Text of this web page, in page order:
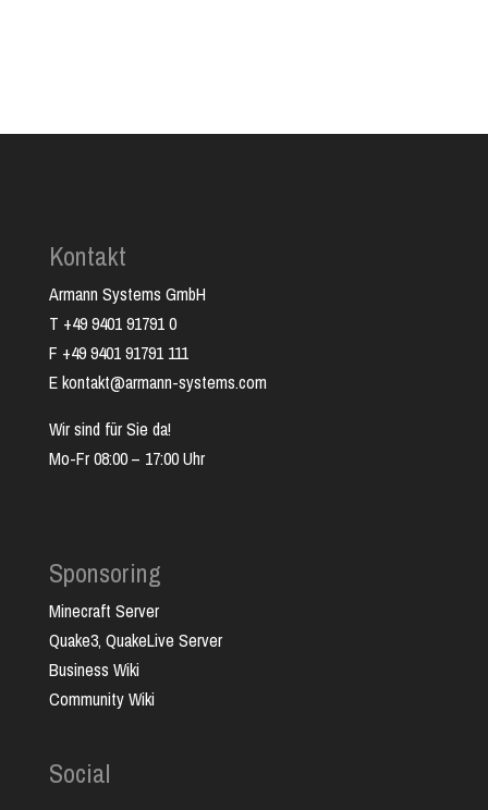
Kontakt
Armann Systems GmbH
T +49 9401 91791 0
F +49 9401 91791 111
E kontakt@armann-systems.com
Wir sind für Sie da!
Mo-Fr 08:00 – 17:00 Uhr
Sponsoring
Minecraft Server
Quake3, QuakeLive Server
Business Wiki
Community Wiki
Social